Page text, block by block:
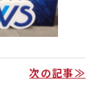
次の記事≫